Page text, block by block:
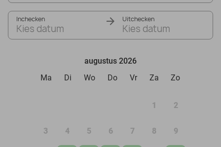
Inchecken
Kies datum
Uitchecken
Kies datum
augustus 2026
Ma
Di Wo Do Vr Za Zo
1 2
3 4 5 6 7 8 9